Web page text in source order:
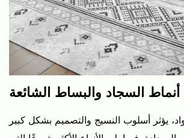
السجاد والبساط الشائعة
يؤثر أسلوب النسيج والتصميم بشكل كبير